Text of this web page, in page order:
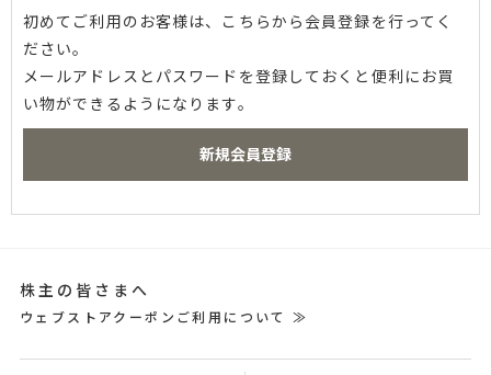
初めてご利用のお客様は、こちらから会員登録を行ってく
ださい。
メールアドレスとパスワードを登録しておくと便利にお買
い物ができるようになります。
株主の皆さまへ
ウェブストアクーポンご利用について ≫